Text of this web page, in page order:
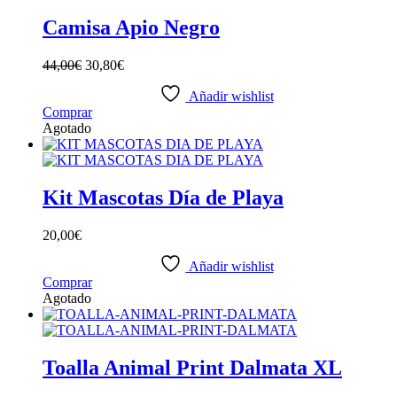
Camisa Apio Negro
44,00€ 30,80€
Añadir wishlist
ComprarEste
tiene
múltiples
Las
opciones
la
de
producto
Agotado
Kit Mascotas Día de Playa
20,00€
Añadir wishlist
Comprar
Agotado
Toalla Animal Print Dalmata XL